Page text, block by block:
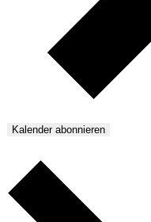
Kalender abonnieren